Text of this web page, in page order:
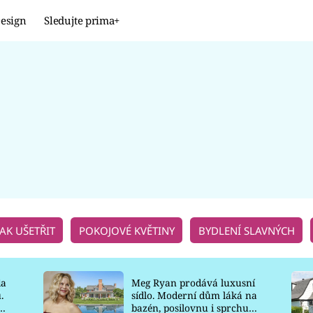
Sledujte prima+
UŠETŘIT POKOJOVÉ KVĚTINY BYDLENÍ SLAVNÝCH
Meg Ryan prodává luxusní
sídlo. Moderní dům láká na
bazén, posilovnu i sprchu